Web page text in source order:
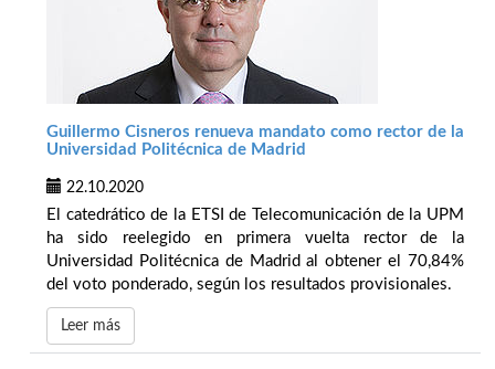
Guillermo Cisneros renueva mandato como rector de la
Universidad Politécnica de Madrid
22.10.2020
El catedrático de la ETSI de Telecomunicación de la UPM
ha sido reelegido en primera vuelta rector de la
Universidad Politécnica de Madrid al obtener el 70,84%
del voto ponderado, según los resultados provisionales.
Leer más